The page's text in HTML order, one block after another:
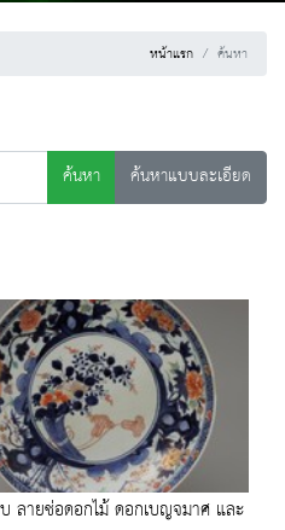
หน้าแรก ค้นหา
ค้นหา
ค้นหาแบบละเอียด
ลายช่อดอกไม้ ดอกเบญจมาศ และ